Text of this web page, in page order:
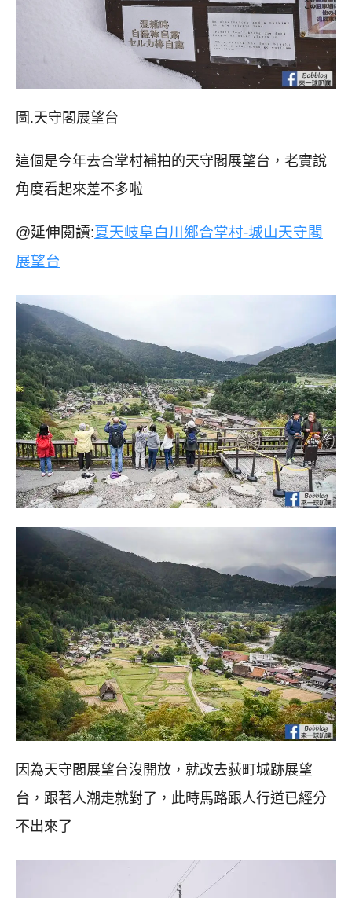
圖.天守閣展望台
這個是今年去合掌村補拍的天守閣展望台，老實說
角度看起來差不多啦
@延伸閱讀:夏天岐阜白川鄉合掌村-城山天守閣
展望台
因為天守閣展望台沒開放，就改去荻町城跡展望
台，跟著人潮走就對了，此時馬路跟人行道已經分
不出來了